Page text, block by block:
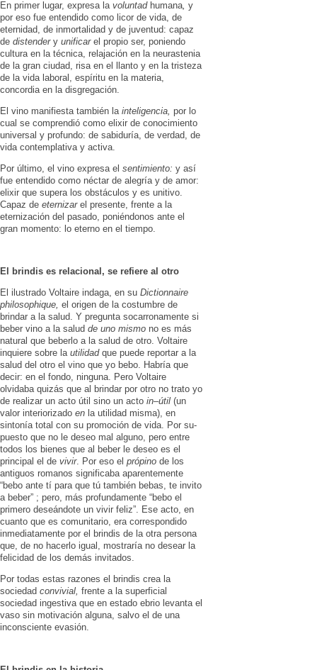
En primer lugar, expresa la voluntadhumana, y
por eso fue entendido como licor de vida, de
eterni­dad, de inmortalidad y de juventud: ca­paz
de distender y unificar el propio ser, poniendo
cultura en la técnica, relajación en la neurastenia
de la gran ciudad, risa en el llanto y en la tristeza
de la vida la­boral, espíritu en la materia,
concordia en la disgregación.
El vino manifiesta también la inteligencia, por lo
cual se comprendió como elixir de conocimiento
universal y profundo: de sabiduría, de verdad, de
vida contempla­tiva y activa.
Por último, el vino expresa el sentimiento: y así
fue entendido como néctar de alegría y de amor:
elixir que supera los obstácu­los y es unitivo.
Capaz de eternizarel pre­sente, frente a la
eternización del pa­sado, poniéndonos ante el
gran mo­mento: lo eterno en el tiempo.
El brindis es relacional, se refiere al otro
El ilustrado Voltaire indaga, en su Dictionnaire
philosophi­que, el ori­gen de la costumbre de
brindar a la sa­lud. Y pre­gunta socarronamente si
beber vino a la salud de uno mismo no es más
natural que beberlo a la salud de otro. Voltaire
inquiere sobre la utilidadque puede re­portar a la
salud del otro el vino que yo bebo. Habría que
decir: en el fondo, ninguna. Pero Vol­taire
olvidaba quizás que al brindar por otro no trato yo
de realizar un acto útil sino un acto in–útil (un
valor interio­ri­zado en la utilidad misma), en
sintonía to­tal con su promoción de vida. Por su­
puesto que no le deseo mal alguno, pero entre
todos los bienes que al beber le de­seo es el
principal el de vivir. Por eso el própino de los
antiguos romanos signifi­caba aparentemente
“bebo ante tí para que tú también bebas, te invito
a beber” ; pero, más profundamente “bebo el
primero deseándote un vivir feliz”. Ese acto, en
cuanto que es comunitario, era co­rrespondido
inmediatamente por el brin­dis de la otra perso­na
que, de no ha­cerlo igual, mostraría no desear la
felicidad de los demás invitados.
Por todas estas razones el brindis crea la
sociedad convivial, frente a la superfi­cial
sociedad ingestiva que en estado ebrio levanta el
vaso sin motivación alguna, salvo el de una
inconsciente evasión.